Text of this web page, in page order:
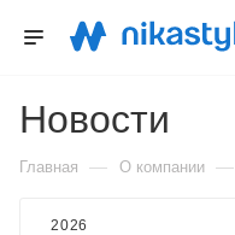
Новости
Главная — О компании —
2026